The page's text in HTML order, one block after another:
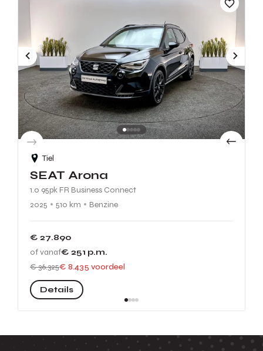
Tiel
SEAT Arona
1.0 95pk FR Business Connect
2025
510 km Benzine
€ 27.890
of vanaf€ 251 p.m.
€ 36.325€ 8.435 voordeel
Details